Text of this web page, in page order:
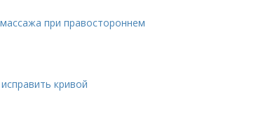
при правостороннем
кривой